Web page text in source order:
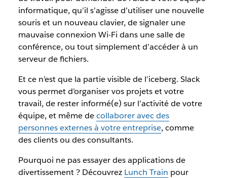
informatique, qu’il s’agisse d’utiliser une nouvelle
souris et un nouveau clavier, de signaler une
mauvaise connexion Wi-Fi dans une salle de
conférence, ou tout simplement d’accéder à un
serveur de fichiers.
Et ce n’est que la partie visible de l’iceberg. Slack
vous permet d’organiser vos projets et votre
travail, de rester informé(e) sur l’activité de votre
équipe, et même decollaborer avec des
personnes externes à votre entreprise, comme
des clients ou des consultants.
Pourquoi ne pas essayer des applications de
divertissement ? Découvrez Lunch Train pour